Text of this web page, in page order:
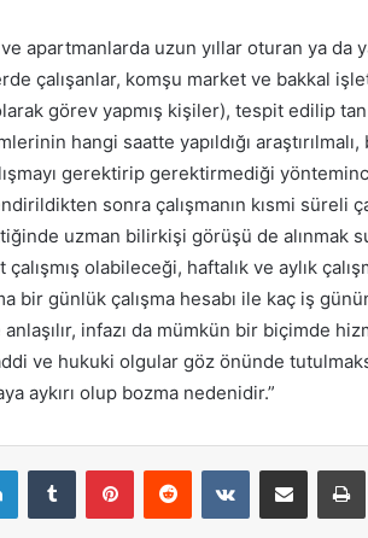
apartmanlarda uzun yıllar oturan ya da
çalışanlar, komşu market ve bakkal
görev yapmış kişiler), tespit edilip
hangi saatte yapıldığı
gerektirip gerektirmediği
sonra çalışmanın kısmi süreli
uzman bilirkişi görüşü de alınmak
olabileceği, haftalık ve aylık
bir günlük çalışma hesabı ile kaç iş
infazı da mümkün bir biçimde
ve hukuki olgular göz önünde
aykırı olup bozma nedenidir.”
LinkedInTumblr PinterestReddit VKontakteE-Posta ile paylaş